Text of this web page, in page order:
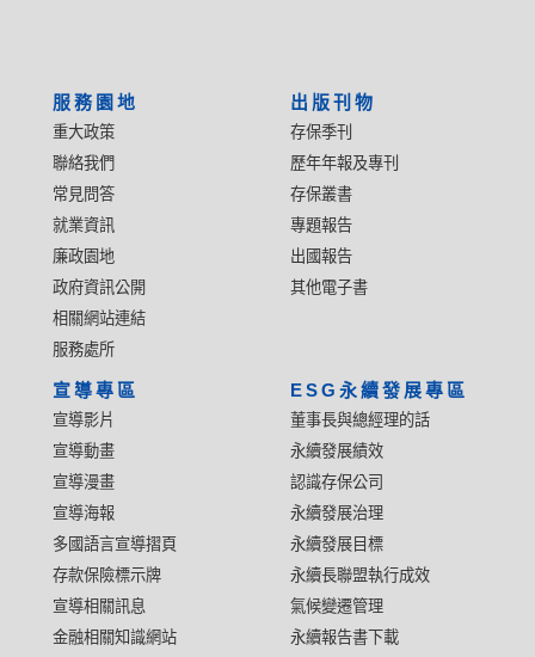
服務園地
重大政策
聯絡我們
常見問答
就業資訊
廉政園地
政府資訊公開
相關網站連結
服務處所
出版刊物
存保季刊
歷年年報及專刊
存保叢書
專題報告
出國報告
其他電子書
宣導專區
宣導影片
宣導動畫
宣導漫畫
宣導海報
多國語言宣導摺頁
存款保險標示牌
宣導相關訊息
金融相關知識網站
ESG永續發展專區
董事長與總經理的話
永續發展績效
認識存保公司
永續發展治理
永續發展目標
永續長聯盟執行成效
氣候變遷管理
永續報告書下載